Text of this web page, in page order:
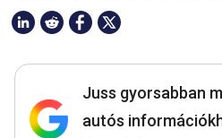
Juss gyorsabban
autós